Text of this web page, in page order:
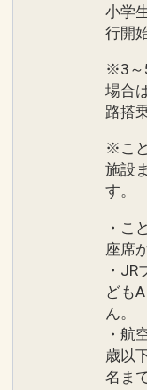
小学
行開
※3～
場合
路搭
※こ
施設
す。
・こ
座席
・JR
ども
ん。
・航
歳以
名ま